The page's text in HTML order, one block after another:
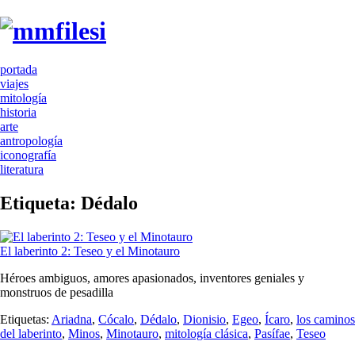
portada
viajes
mitología
historia
arte
antropología
iconografía
literatura
Etiqueta: Dédalo
El laberinto 2: Teseo y el Minotauro
Héroes ambiguos, amores apasionados, inventores geniales y
monstruos de pesadilla
Etiquetas: Ariadna, Cócalo, Dédalo, Dionisio, Egeo, Ícaro, los caminos
del laberinto, Minos, Minotauro, mitología clásica, Pasífae, Teseo